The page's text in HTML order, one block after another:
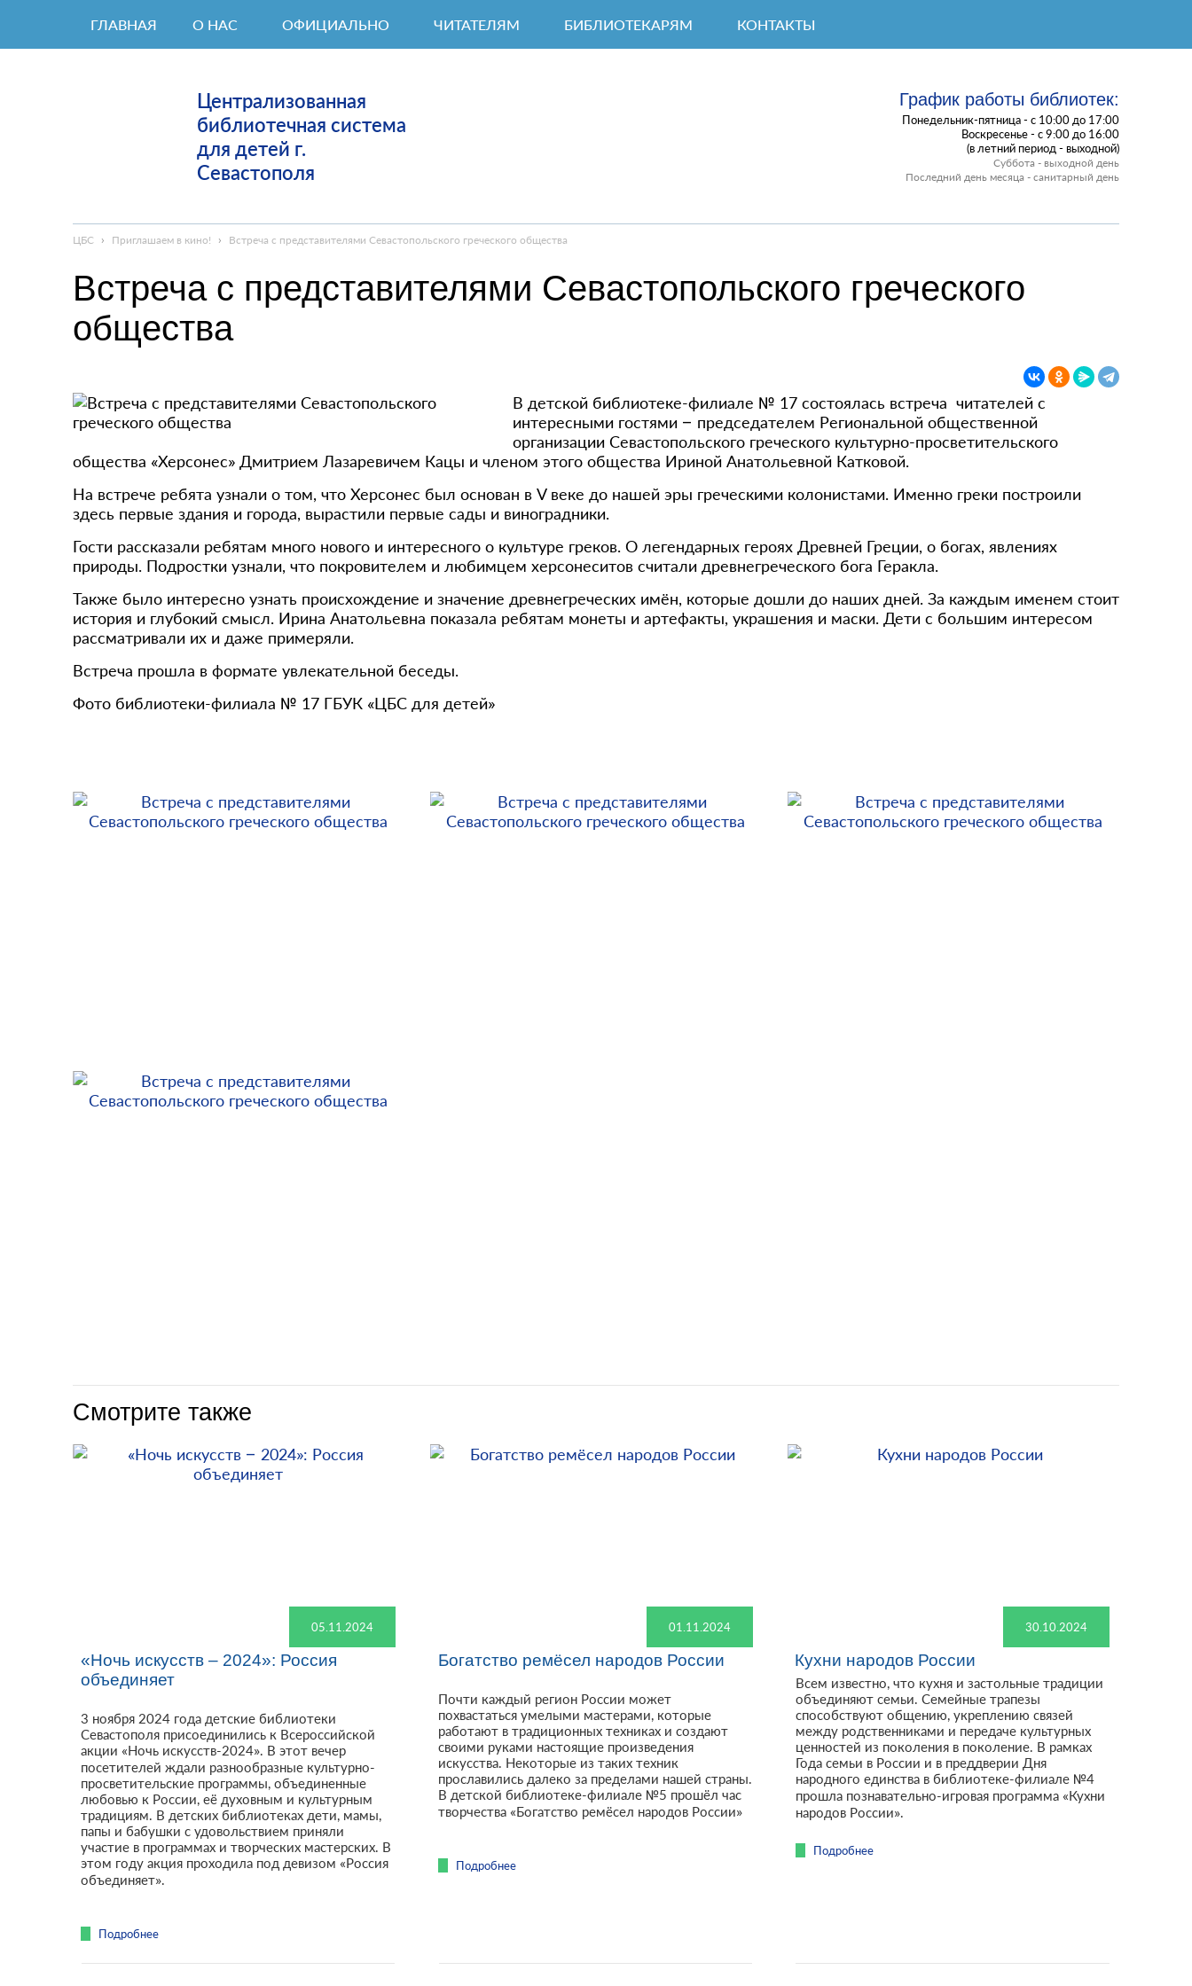
ГЛАВНАЯ О НАС ОФИЦИАЛЬНО ЧИТАТЕЛЯМ БИБЛИОТЕКАРЯМ КОНТАКТЫ
Централизованная
библиотечная система
для детей г.
Севастополя
График работы библиотек:
Понедельник-пятница - с 10:00 до 17:00
Воскресенье - с 9:00 до 16:00
(в летний период - выходной)
Суббота - выходной день
Последний день месяца - санитарный день
ЦБС › Приглашаем в кино! › Встреча с представителями Севастопольского греческого общества
Встреча с представителями Севастопольского греческого
общества
В детской библиотеке-филиале № 17 состоялась встреча читателей с
интересными гостями – председателем Региональной общественной
организации Севастопольского греческого культурно-просветительского
общества «Херсонес» Дмитрием Лазаревичем Кацы и членом этого общества Ириной Анатольевной Катковой.
На встрече ребята узнали о том, что Херсонес был основан в V веке до нашей эры греческими колонистами. Именно греки построили
здесь первые здания и города, вырастили первые сады и виноградники.
Гости рассказали ребятам много нового и интересного о культуре греков. О легендарных героях Древней Греции, о богах, явлениях
природы. Подростки узнали, что покровителем и любимцем херсонеситов считали древнегреческого бога Геракла.
Также было интересно узнать происхождение и значение древнегреческих имён, которые дошли до наших дней. За каждым именем стоит
история и глубокий смысл. Ирина Анатольевна показала ребятам монеты и артефакты, украшения и маски. Дети с большим интересом
рассматривали их и даже примеряли.
Встреча прошла в формате увлекательной беседы.
Фото библиотеки-филиала № 17 ГБУК «ЦБС для детей»
Смотрите также
05.11.2024
«Ночь искусств – 2024»: Россия
объединяет
3 ноября 2024 года детские библиотеки
Севастополя присоединились к Всероссийской
акции «Ночь искусств-2024». В этот вечер
посетителей ждали разнообразные культурно-
просветительские программы, объединенные
любовью к России, её духовным и культурным
традициям. В детских библиотеках дети, мамы,
папы и бабушки с удовольствием приняли
участие в программах и творческих мастерских. В
этом году акция проходила под девизом «Россия
объединяет».
Подробнее
01.11.2024
Богатство ремёсел народов России
Почти каждый регион России может
похвастаться умелыми мастерами, которые
работают в традиционных техниках и создают
своими руками настоящие произведения
искусства. Некоторые из таких техник
прославились далеко за пределами нашей страны.
В детской библиотеке-филиале №5 прошёл час
творчества «Богатство ремёсел народов России»
Подробнее
30.10.2024
Кухни народов России
Всем известно, что кухня и застольные традиции
объединяют семьи. Семейные трапезы
способствуют общению, укреплению связей
между родственниками и передаче культурных
ценностей из поколения в поколение. В рамках
Года семьи в России и в преддверии Дня
народного единства в библиотеке-филиале №4
прошла познавательно-игровая программа «Кухни
народов России».
Подробнее